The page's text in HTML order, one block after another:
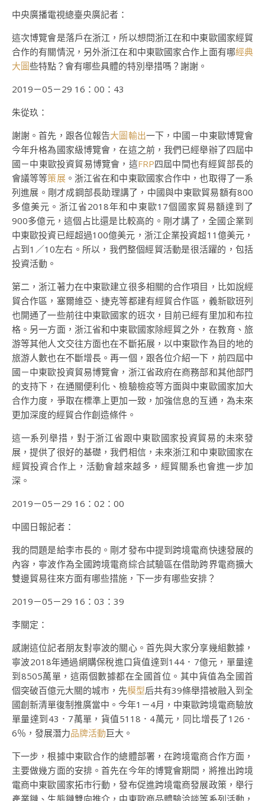
中央廣播電視總臺央廣記者：
這次博覽會是落戶在浙江，所以想問浙江在和中東歐國家經貿
合作的有關情況，另外浙江在和中東歐國家合作上面有哪經典
大圖些特點？會有哪些具體的特別舉措嗎？謝謝。
2019－05－29 16：00：43
朱從玖：
謝謝。首先，跟各位報告大圖輸出一下，中國－中東歐博覽會
今年升格為國家級博覽會，在這之前，我們已經舉辦了四屆中
國－中東歐投資貿易博覽會，這FRP四屆中間也有經貿部長的
會議等等策展。浙江省在和中東歐國家合作中，也取得了一系
列進展。剛才成鋼部長助理講了，中國與中東歐貿易額有800
多億美元。浙江省2018年和中東歐17個國家貿易額達到了
900多億元，這個占比還是比較高的。剛才講了，全國企業到
中東歐投資已經超過100億美元，浙江企業投資超11億美元，
占到1／10左右。所以，我們整個經貿活動是很活躍的，包括
投資活動。
第二，浙江著力在中東歐建立很多相關的合作項目，比如說經
貿合作區，塞爾維亞、捷克等都建有經貿合作區，義新歐班列
也開通了一些前往中東歐國家的班次，目前已經有里加和布拉
格。另一方面，浙江省和中東歐國家除經貿之外，在教育、旅
游等其他人文交往方面也在不斷拓展，以中東歐作為目的地的
旅游人數也在不斷增長。再一個，跟各位介紹一下，前四屆中
國－中東歐投資貿易博覽會，浙江省政府在商務部和其他部門
的支持下，在通關便利化、檢驗檢疫等方面與中東歐國家加大
合作力度，爭取在標準上更加一致，加強信息的互通，為未來
更加深度的經貿合作創造條件。
這一系列舉措，對于浙江省跟中東歐國家投資貿易的未來發
展，提供了很好的基礎，我們相信，未來浙江和中東歐國家在
經貿投資合作上，活動會越來越多，經貿關系也會進一步加
深。
2019－05－29 16：02：00
中國日報記者：
我的問題是給李市長的。剛才發布中提到跨境電商快速發展的
內容，寧波作為全國跨境電商綜合試驗區在借助跨界電商擴大
雙邊貿易往來方面有哪些措施，下一步有哪些安排？
2019－05－29 16：03：39
李關定：
感謝這位記者朋友對寧波的關心。首先與大家分享幾組數據，
寧波2018年通過網購保稅進口貨值達到144．7億元，單量達
到8505萬單，這兩個數據都在全國首位。其中貨值為全國首
個突破百億元大關的城市，先模型后共有39條舉措被融入到全
國創新清單復制推廣當中。今年1－4月，中東歐跨境電商驗放
單量達到43．7萬單，貨值5118．4萬元，同比增長了126．
6％，發展潛力品牌活動巨大。
下一步，根據中東歐合作的總體部署，在跨境電商合作方面，
主要做幾方面的安排。首先在今年的博覽會期間，將推出跨境
電商中東歐國家拓市行動，發布促進跨境電商發展政策，舉行
產業鏈、生態鏈雙向推介，中東歐商品體驗洽談等系列活動，